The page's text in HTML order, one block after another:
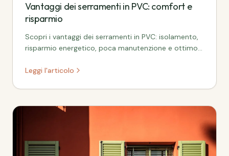
Vantaggi dei serramenti in PVC: comfort e
risparmio
Scopri i vantaggi dei serramenti in PVC: isolamento,
risparmio energetico, poca manutenzione e ottimo
Leggi l'articolo